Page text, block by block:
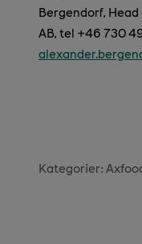
Bergendorf,
AB, tel +46 730
Kategorier: